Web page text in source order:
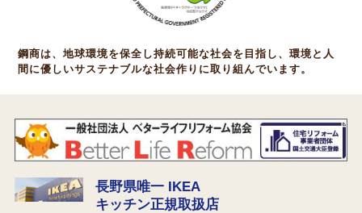
鋼商は、地球環境を保全し持続可能な社会を目指し、環境と人
間に優しいサステナブルな社会作りに取り組んでいます。
長野県唯一 IKEA
キッチン正規取扱店